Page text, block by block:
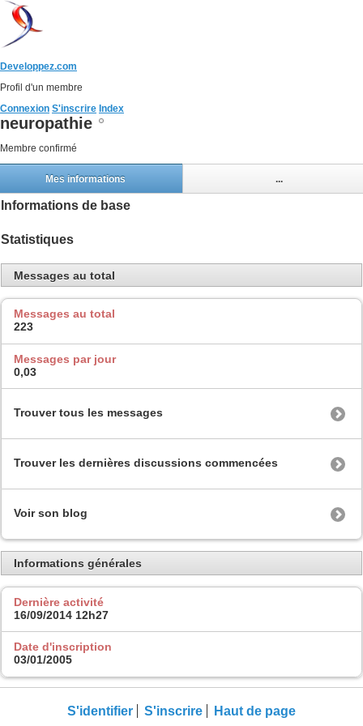
Developpez.com
Profil d'un membre
Connexion S'inscrire Index
neuropathie
Membre confirmé
Mes informations ...
Informations de base
Statistiques
Messages au total
Messages au total
223
Messages par jour
0,03
Trouver tous les messages
Trouver les dernières discussions commencées
Voir son blog
Informations générales
Dernière activité
16/09/2014 12h27
Date d'inscription
03/01/2005
S'identifier S'inscrire Haut de page